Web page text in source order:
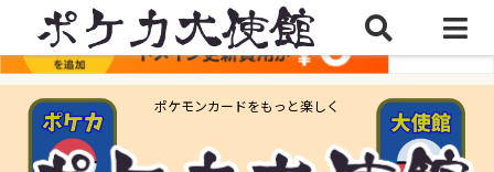
ポケモンカードをもっと楽しく